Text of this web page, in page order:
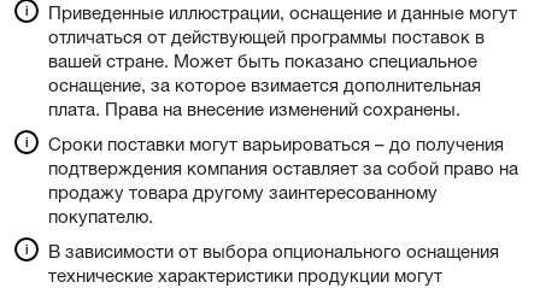
Приведенные иллюстрации, оснащение и данные могут
отличаться от действующей программы поставок в
вашей стране. Может быть показано специальное
оснащение, за которое взимается дополнительная
плата. Права на внесение изменений сохранены.
Сроки поставки могут варьироваться – до получения
подтверждения компания оставляет за собой право на
продажу товара другому заинтересованному
покупателю.
В зависимости от выбора опционального оснащения
технические характеристики продукции могут